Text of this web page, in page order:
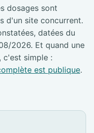
dosages sont
d'un site concurrent.
datées du
2026. Et quand une
c'est simple :
est publique.